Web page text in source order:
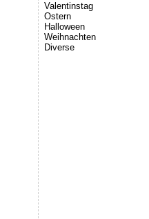
Valentinstag
Ostern
Halloween
Weihnachten
Diverse